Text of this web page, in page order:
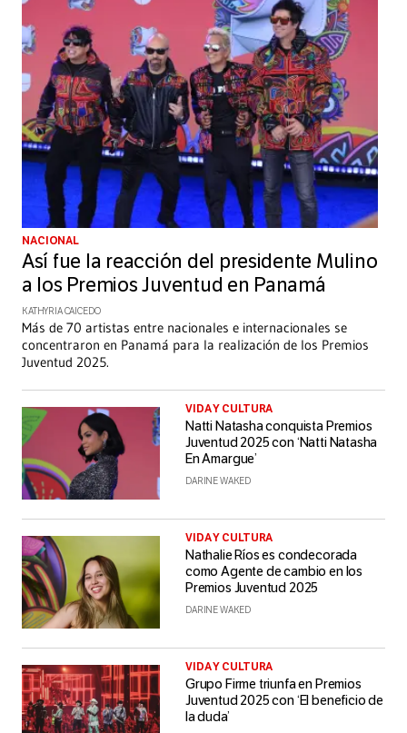
NACIONAL
Así fue la reacción del presidente Mulino
a los Premios Juventud en Panamá
KATHYRIA CAICEDO
Más de 70 artistas entre nacionales e internacionales se
concentraron en Panamá para la realización de los Premios
Juventud 2025.
VIDA Y CULTURA
Natti Natasha conquista Premios
Juventud 2025 con ‘Natti Natasha
En Amargue’
DARINE WAKED
VIDA Y CULTURA
Nathalie Ríos es condecorada
como Agente de cambio en los
Premios Juventud 2025
DARINE WAKED
VIDA Y CULTURA
Grupo Firme triunfa en Premios
Juventud 2025 con ‘El beneficio de
la duda’